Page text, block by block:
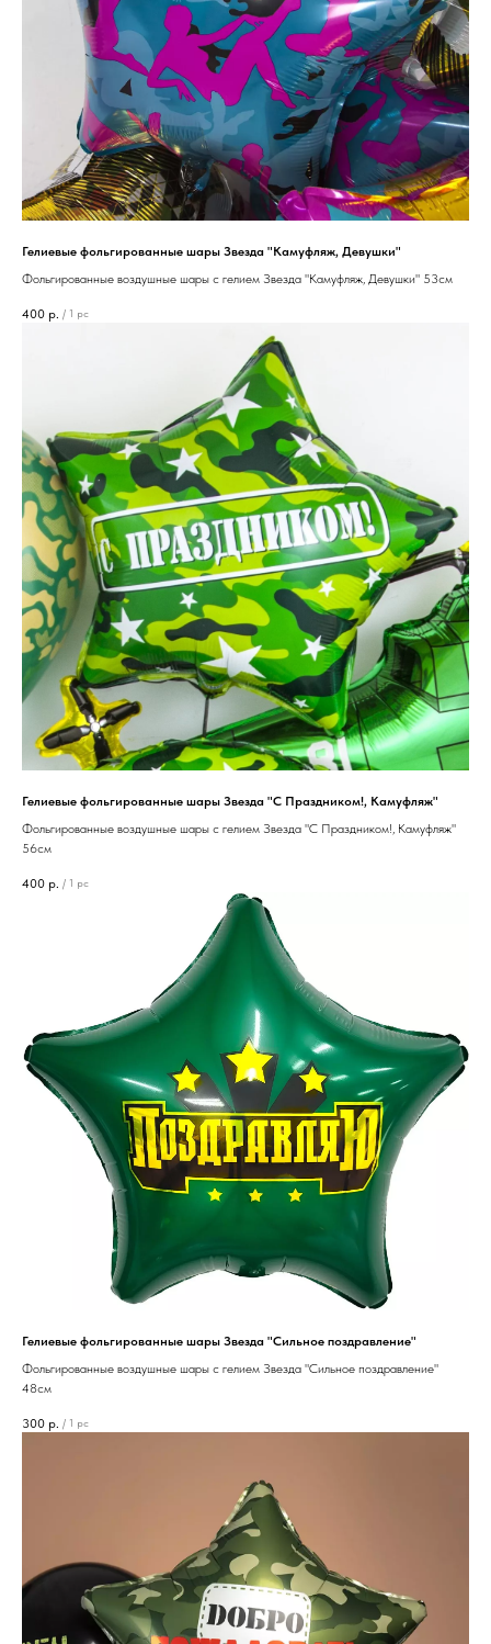
Гелиевые фольгированные шары Звезда "Камуфляж, Девушки"
Фольгированные воздушные шары с гелием Звезда "Камуфляж, Девушки" 53см
400 р. / 1 pc
Гелиевые фольгированные шары Звезда "С Праздником!, Камуфляж"
Фольгированные воздушные шары с гелием Звезда "С Праздником!, Камуфляж"
56см
400 р. / 1 pc
Гелиевые фольгированные шары Звезда "Сильное поздравление"
Фольгированные воздушные шары с гелием Звезда "Сильное поздравление"
48см
300 р. / 1 pc